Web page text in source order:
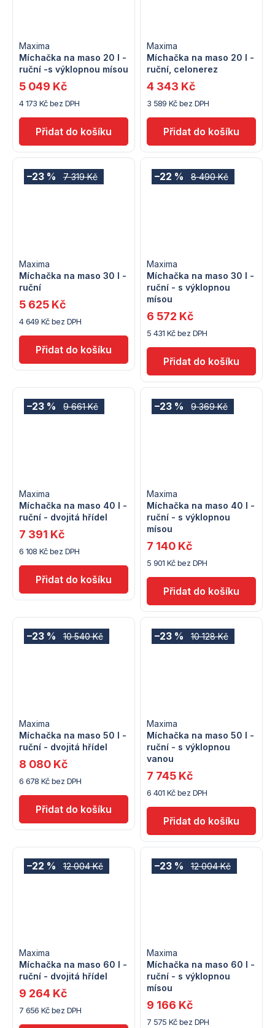
Míchačka na maso 20 l -
ruční -s výklopnou mísou
Maxima
4 173 Kč bez DPH
5 049 Kč
Míchačka na maso 20 l -
ruční, celonerez
Maxima
3 589 Kč bez DPH
4 343 Kč
7 319 Kč
–23 %
Míchačka na maso 30 l -
ruční
Maxima
4 649 Kč bez DPH
5 625 Kč
8 490 Kč
–22 %
Míchačka na maso 30 l -
ruční - s výklopnou
mísou
Maxima
5 431 Kč bez DPH
6 572 Kč
9 661 Kč
–23 %
Míchačka na maso 40 l -
ruční - dvojitá hřídel
Maxima
6 108 Kč bez DPH
7 391 Kč
9 369 Kč
–23 %
Míchačka na maso 40 l -
ruční - s výklopnou
mísou
Maxima
5 901 Kč bez DPH
7 140 Kč
10 540 Kč
–23 %
Míchačka na maso 50 l -
ruční - dvojitá hřídel
Maxima
6 678 Kč bez DPH
8 080 Kč
10 128 Kč
–23 %
Míchačka na maso 50 l -
ruční - s výklopnou
vanou
Maxima
6 401 Kč bez DPH
7 745 Kč
12 004 Kč
–22 %
Míchačka na maso 60 l -
ruční - dvojitá hřídel
Maxima
7 656 Kč bez DPH
9 264 Kč
12 004 Kč
–23 %
Míchačka na maso 60 l -
ruční - s výklopnou
mísou
Maxima
7 575 Kč bez DPH
9 166 Kč